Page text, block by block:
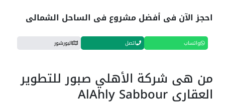
احجز الآن فى أفضل مشروع فى الساحل الشمالى
واتساب اتصل البورشور
من هى شركة الأهلي صبور للتطوير
العقاري AlAhly Sabbour